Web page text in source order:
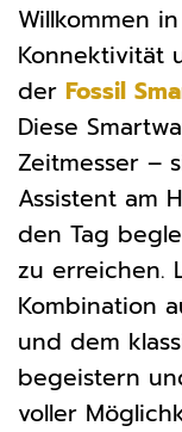
Willkommen
Konnektivität
der Fossil
Diese
Zeitmesser –
Assistent am
den Tag
zu erreichen.
Kombination
und dem
begeistern
voller